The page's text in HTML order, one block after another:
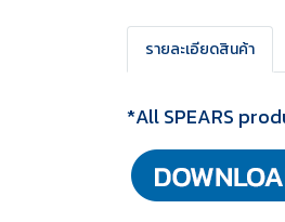
รายละเอียดสินค้า
*All SPEARS